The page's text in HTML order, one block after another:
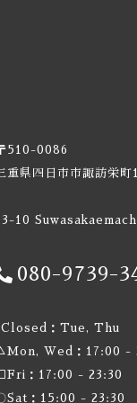
510-0086
重県四日市市諏訪栄町
10
080-9739-
：Tue, Thu
Wed：17:00 -
：17:00 - 23:30
Sat：15:00 - 23:30